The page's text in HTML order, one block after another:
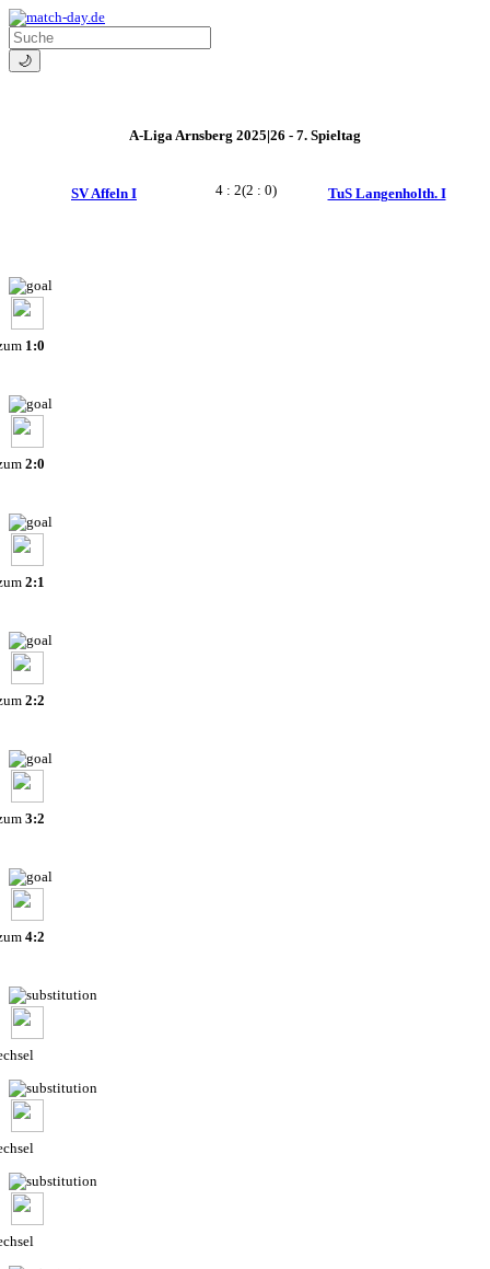
🌙
A-Liga Arnsberg 2025|26 - 7. Spieltag
SV Affeln I 4 : 2(2 : 0) TuS Langenholth. I
1:0
2:0
2:1
2:2
3:2
4:2